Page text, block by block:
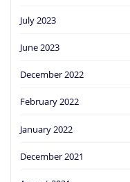
July 2023
June 2023
December 2022
February 2022
January 2022
December 2021